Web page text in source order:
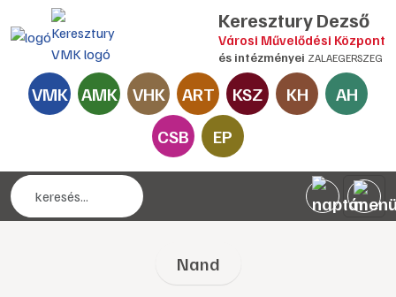
Keresztury Dezső
Városi Művelődési Központ
és intézményei ZALAEGERSZEG
VMK AMK VHK ART KSZ KH
AH
CSB
EP
Nand